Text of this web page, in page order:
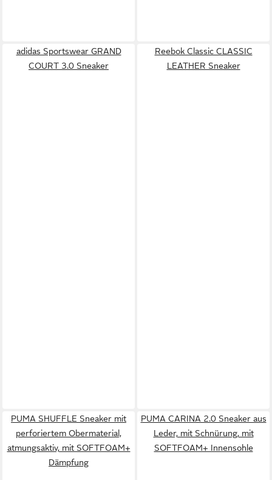
adidas Sportswear GRAND
COURT 3.0 Sneaker
Reebok Classic CLASSIC
LEATHER Sneaker
PUMA SHUFFLE Sneaker mit
perforiertem Obermaterial,
atmungsaktiv, mit SOFTFOAM+
Dämpfung
PUMA CARINA 2.0 Sneaker aus
Leder, mit Schnürung, mit
SOFTFOAM+ Innensohle